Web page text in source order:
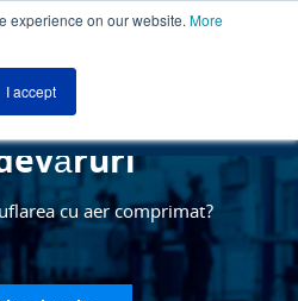
experience on our website. More
I accept
cu aer comprimat?